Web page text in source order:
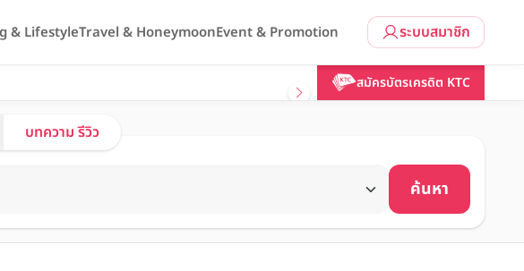
ระบบสมาชิก
& LifestyleTravel & HoneymoonEvent & Promotion
สมัครบัตรเครดิต KTC
บทความ รีวิว
ค้นหา